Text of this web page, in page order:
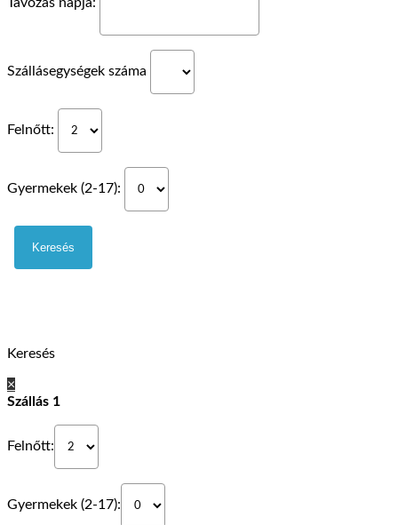
Szállásegységek száma
Felnőtt:
Gyermekek (2-17):
Keresés
×
Szállás 1
Felnőtt:
Gyermekek (2-17):